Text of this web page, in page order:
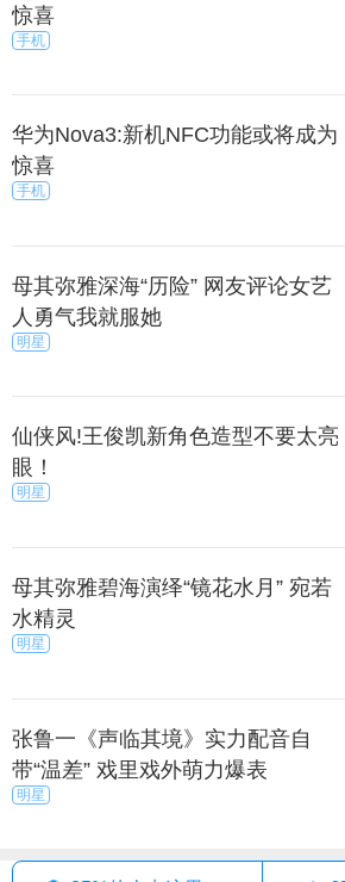
惊喜
手机
华为Nova3:新机NFC功能或将成为
惊喜
手机
母其弥雅深海“历险” 网友评论女艺
人勇气我就服她
明星
仙侠风!王俊凯新角色造型不要太亮
眼！
明星
母其弥雅碧海演绎“镜花水月” 宛若
水精灵
明星
张鲁一《声临其境》实力配音自
带“温差” 戏里戏外萌力爆表
明星